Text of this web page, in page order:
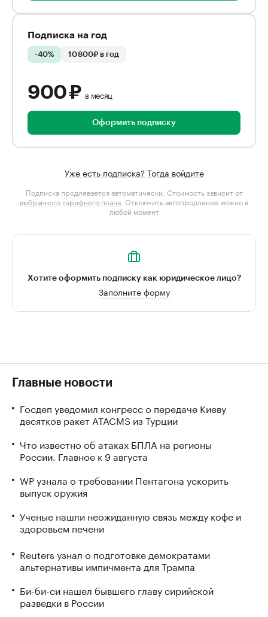
Подписка на год
-40% 10 800₽ в год
900 ₽ в месяц
Оформить подписку
Уже есть подписка? Тогда войдите
Подписка продлевается автоматически. Стоимость зависит от
выбранного тарифного плана . Отключить автопродление можно в
любой момент
Хотите оформить подписку как юридическое лицо?
Заполните форму
Главные новости
Госдеп уведомил конгресс о передаче Киеву
десятков ракет ATACMS из Турции
Что известно об атаках БПЛА на регионы
России. Главное к 9 августа
WP узнала о требовании Пентагона ускорить
выпуск оружия
Ученые нашли неожиданную связь между кофе и
здоровьем печени
Reuters узнал о подготовке демократами
альтернативы импичмента для Трампа
Би-би-си нашел бывшего главу сирийской
разведки в России